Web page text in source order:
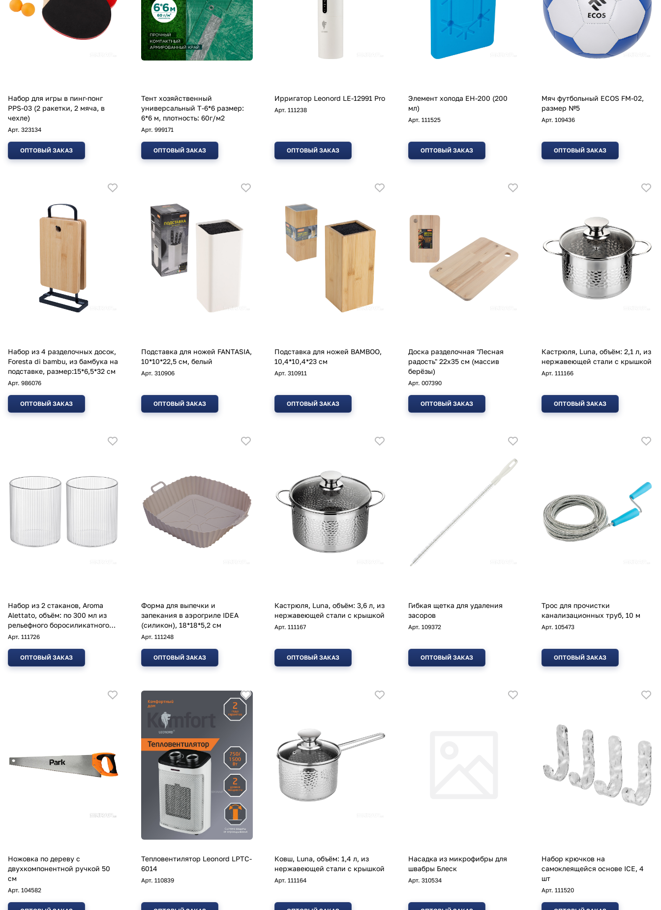
Набор для игры в пинг-понг
PPS-03 (2 ракетки, 2 мяча, в
чехле)
Арт. 323134
ОПТОВЫЙ ЗАКАЗ
Тент хозяйственный
универсальный T-6*6 размер:
6*6 м, плотность: 60г/м2
Арт.999171
ОПТОВЫЙ ЗАКАЗ
Ирригатор Leonord LE-12991 Pro
Арт.111238
ОПТОВЫЙ ЗАКАЗ
Элемент холода EH-200 (200
мл)
Арт. 111525
ОПТОВЫЙ ЗАКАЗ
Мяч футбольный ECOS FM-02,
размер №5
Арт. 109436
ОПТОВЫЙ ЗАКАЗ
Набор из 4 разделочных досок,
Foresta di bambu, из бамбука на
подставке, размер:15*6,5*32 см
Арт. 986076
ОПТОВЫЙ ЗАКАЗ
Подставка для ножей FANTASIA,
10*10*22,5 см, белый
Арт.310906
ОПТОВЫЙ ЗАКАЗ
Подставка для ножей BAMBOO,
10,4*10,4*23 см
Арт.310911
ОПТОВЫЙ ЗАКАЗ
Доска разделочная "Лесная
радость" 22х35 см (массив
берёзы)
Арт. 007390
ОПТОВЫЙ ЗАКАЗ
Кастрюля, Luna, объём: 2,1 л, из
нержавеющей стали с крышкой
Арт. 111166
ОПТОВЫЙ ЗАКАЗ
Набор из 2 стаканов, Aroma
Alettato, объём: по 300 мл из
рельефного боросиликатного
стекла
Арт. 111726
ОПТОВЫЙ ЗАКАЗ
Форма для выпечки и
запекания в аэрогриле IDEA
(силикон), 18*18*5,2 см
Арт.111248
ОПТОВЫЙ ЗАКАЗ
Кастрюля, Luna, объём: 3,6 л, из
нержавеющей стали с крышкой
Арт.111167
ОПТОВЫЙ ЗАКАЗ
Гибкая щетка для удаления
засоров
Арт. 109372
ОПТОВЫЙ ЗАКАЗ
Трос для прочистки
канализационных труб, 10 м
Арт. 105473
ОПТОВЫЙ ЗАКАЗ
Ножовка по дереву с
двухкомпонентной ручкой 50
см
Арт. 104582
Тепловентилятор Leonord LPTC-
6014
Арт.110839
Ковш, Luna, объём: 1,4 л, из
нержавеющей стали с крышкой
Арт.111164
Насадка из микрофибры для
швабры Блеск
Арт. 310534
Набор крючков на
самоклеящейся основе ICE, 4
шт
Арт. 111520